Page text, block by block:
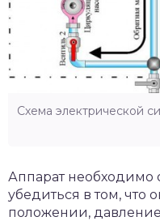
Схема электрической
Аппарат необходимо
убедиться в том, что
положении,